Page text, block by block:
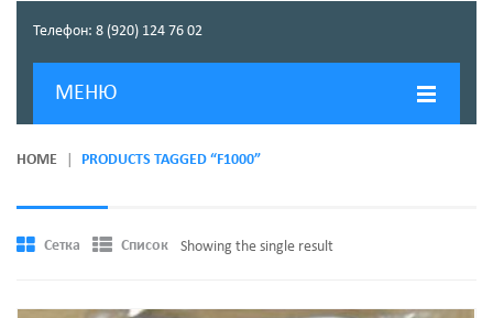
Телефон: 8 (920) 124 76 02
МЕНЮ
ГЛАВНАЯ
О КОМПАНИИ
HOME PRODUCTS TAGGED “F1000”
Сетка Список Showing the single result